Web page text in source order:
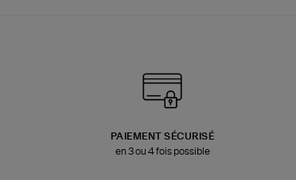
PAIEMENT SÉCURISÉ
en 3 ou 4 fois possible